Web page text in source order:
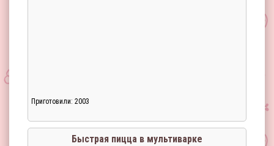
Приготовили: 2003
Быстрая пицца в мультиварке